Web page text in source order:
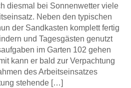
diesmal bei Sonnenwetter viele
Neben den typischen
der Sandkasten komplett fertig
und Tagesgästen genutzt
im Garten 102 gehen
kann er bald zur Verpachtung
des Arbeitseinsatzes
stehende […]